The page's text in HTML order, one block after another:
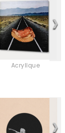
Acrylique